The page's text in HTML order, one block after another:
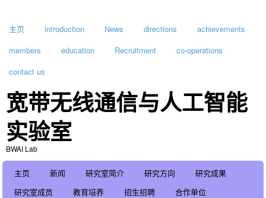
主页 introduction News directions
achievements
members
education Recruitment
co-operations
contact us
宽带无线通信与人工智能
实验室
BWAI Lab
主页 新闻 研究室简介 研究方向
研究成果
研究室成员
教育培养 招生招聘
合作单位